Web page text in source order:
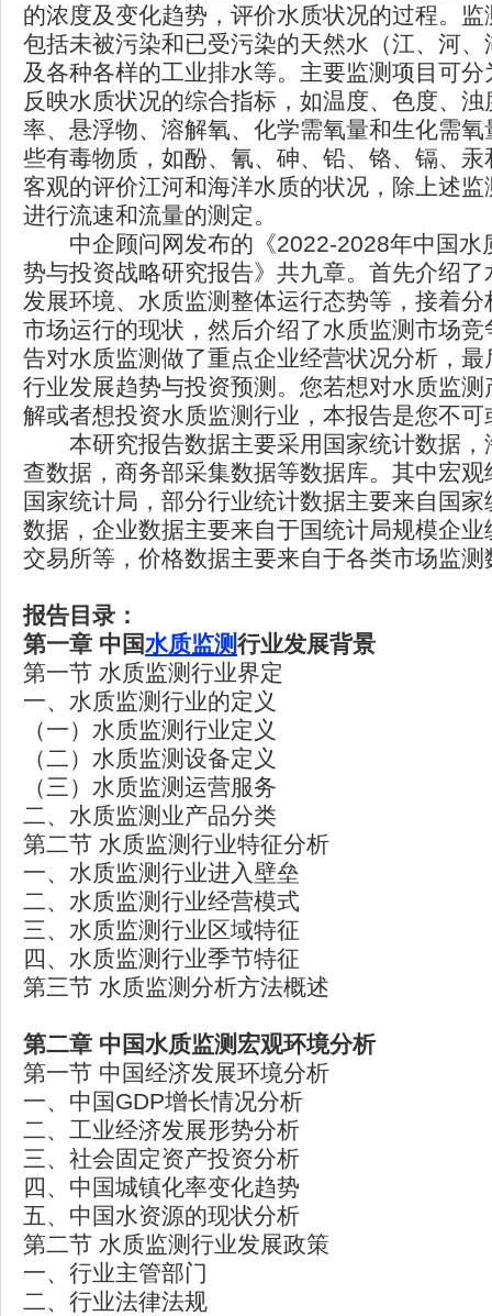
的浓度及变化趋势，评价水质状况的过程。
包括未被污染和已受污染的天然水（江、河
及各种各样的工业排水等。主要监测项目可
反映水质状况的综合指标，如温度、色度、
率、悬浮物、溶解氧、化学需氧量和生化需
些有毒物质，如酚、氰、砷、铅、铬、镉、
客观的评价江河和海洋水质的状况，除上述
进行流速和流量的测定。
中企顾问网发布的《2022-2028年中国水
势与投资战略研究报告》共九章。首先介绍
发展环境、水质监测整体运行态势等，接着
市场运行的现状，然后介绍了水质监测市场
告对水质监测做了重点企业经营状况分析，
行业发展趋势与投资预测。您若想对水质监
解或者想投资水质监测行业，本报告是您不
本研究报告数据主要采用国家统计数据
查数据，商务部采集数据等数据库。其中宏
国家统计局，部分行业统计数据主要来自国
数据，企业数据主要来自于国统计局规模企
交易所等，价格数据主要来自于各类市场监测
报告目录：
第一章 中国水质监测行业发展背景
第一节 水质监测行业界定
一、水质监测行业的定义
（一）水质监测行业定义
（二）水质监测设备定义
（三）水质监测运营服务
二、水质监测业产品分类
第二节 水质监测行业特征分析
一、水质监测行业进入壁垒
二、水质监测行业经营模式
三、水质监测行业区域特征
四、水质监测行业季节特征
第三节 水质监测分析方法概述
第二章 中国水质监测宏观环境分析
第一节 中国经济发展环境分析
一、中国GDP增长情况分析
二、工业经济发展形势分析
三、社会固定资产投资分析
四、中国城镇化率变化趋势
五、中国水资源的现状分析
第二节 水质监测行业发展政策
一、行业主管部门
二、行业法律法规